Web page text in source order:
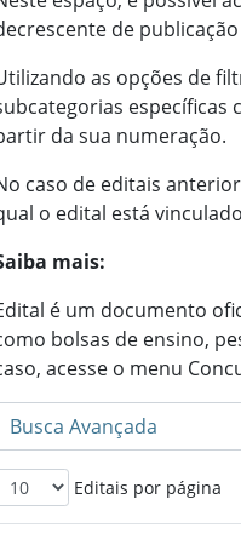
de
as opções de
específicas
da sua numeração.
caso de editais
o edital está
mais:
é um documento
bolsas de ensino,
acesse o menu
Busca Avançada
Editais por página